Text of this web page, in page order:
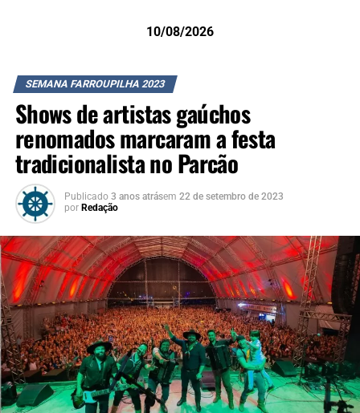
10/08/2026
SEMANA FARROUPILHA 2023
Shows de artistas gaúchos
renomados marcaram a festa
tradicionalista no Parcão
Publicado 3 anos atrásem 22 de setembro de 2023
por Redação